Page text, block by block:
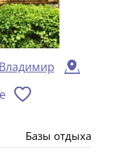
Базы отдыха